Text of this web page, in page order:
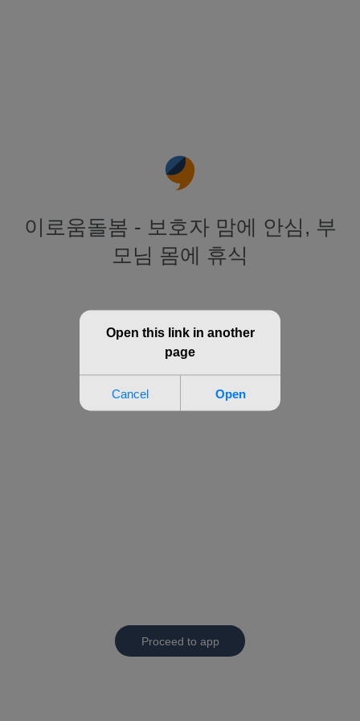
이로움돌봄 - 보호자 맘에 안심, 부
모님 몸에 휴식
Proceed to app